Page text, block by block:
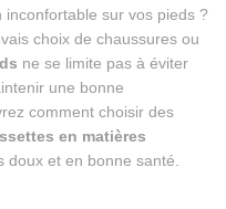
inconfortable sur vos pieds ?
choix de chaussures ou
ne se limite pas à éviter
une bonne
comment choisir des
en matières
et en bonne santé.